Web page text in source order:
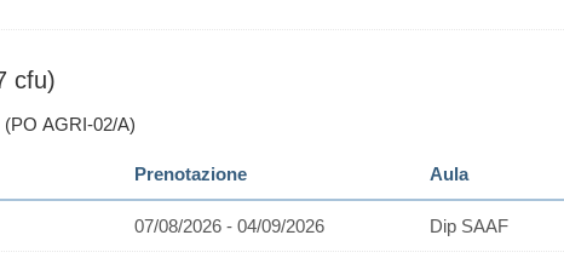
cfu)
AGRI-02/A)
Prenotazione Aula
07/08/2026 - 04/09/2026 Dip SAAF